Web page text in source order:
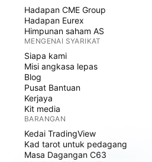
Hadapan CME Group
Hadapan Eurex
Himpunan saham AS
MENGENAI SYARIKAT
Siapa kami
Misi angkasa lepas
Blog
Pusat Bantuan
Kerjaya
Kit media
BARANGAN
Kedai TradingView
Kad tarot untuk pedagang
Masa Dagangan C63